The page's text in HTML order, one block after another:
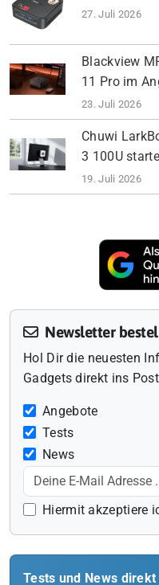
27. Juli 2026
Blackview
11 Pro im
23. Juli 2026
Chuwi
3 100U
19. Juli 2026
Newsletter
Hol Dir die neuesten
Gadgets direkt ins
Angebote
Tests
News
Hiermit akzeptiere
Tests und News